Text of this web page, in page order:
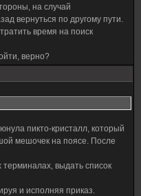
на случай
вернуться по другому пути.
время на поиск
верно?
пикто-кристалл, который
мешочек на поясе. После
терминалах, выдать список
и исполняя приказ.